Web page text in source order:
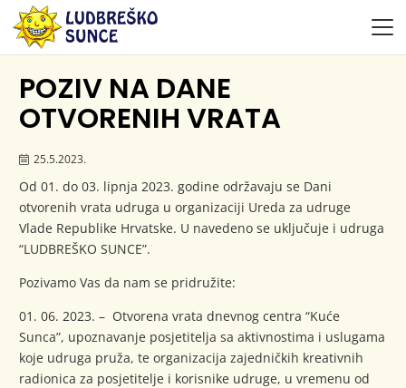
POZIV NA DANE
OTVORENIH VRATA
25.5.2023.
Od 01. do 03. lipnja 2023. godine održavaju se Dani
otvorenih vrata udruga u organizaciji Ureda za udruge
Vlade Republike Hrvatske. U navedeno se uključuje i udruga
“LUDBREŠKO SUNCE”.
Pozivamo Vas da nam se pridružite:
01. 06. 2023. – Otvorena vrata dnevnog centra “Kuće
Sunca”, upoznavanje posjetitelja sa aktivnostima i uslugama
koje udruga pruža, te organizacija zajedničkih kreativnih
radionica za posjetitelje i korisnike udruge, u vremenu od